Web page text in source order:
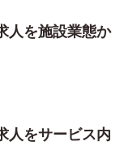
人を施設業態か
人をサービス内